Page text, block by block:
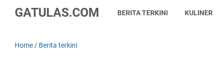
GATULAS.COM BERITA TERKINI KULINER
Home / Berita terkini